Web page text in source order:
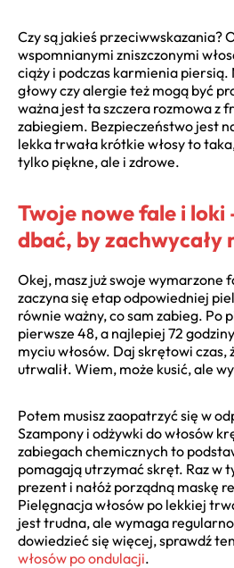
Czy są jakieś przeciwwskazania?
wspomnianymi zniszczonymi
ciąży i podczas karmienia
głowy czy alergie też mogą być
ważna jest ta szczera rozmowa z
zabiegiem. Bezpieczeństwo jest
lekka trwała krótkie włosy to
tylko piękne, ale i zdrowe.
Twoje nowe fale i loki
dbać, by zachwycały
Okej, masz już swoje wymarzone
zaczyna się etap odpowiedniej
równie ważny, co sam zabieg. Po
pierwsze 48, a najlepiej 72
myciu włosów. Daj skrętowi czas,
utrwalił. Wiem, może kusić, ale
Potem musisz zaopatrzyć się w
Szampony i odżywki do włosów
zabiegach chemicznych to
pomagają utrzymać skręt. Raz w
prezent i nałóż porządną maskę
Pielęgnacja włosów po lekkiej
jest trudna, ale wymaga
dowiedzieć się więcej, sprawdź
włosów po ondulacji.